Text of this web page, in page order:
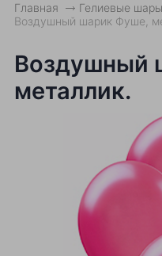
Главная Гелиевые шары
Воздушный шарик Фуше,
Воздушный
металлик.